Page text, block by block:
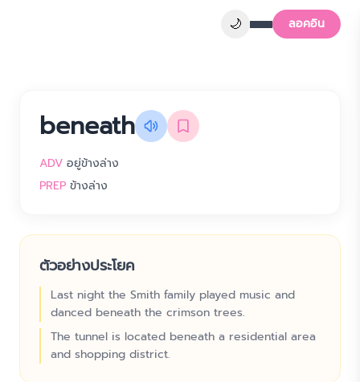
🌙 ลอคอิน
beneath
ADV อยู่ข้างล่าง
PREP ข้างล่าง
ตัวอย่างประโยค
Last night the Smith family played music and
danced beneath the crimson trees.
The tunnel is located beneath a residential area
and shopping district.